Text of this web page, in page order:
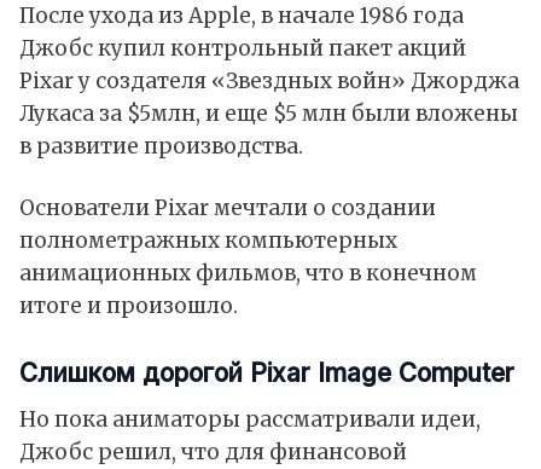
После ухода из Apple, в начале 1986 года
Джобс купил контрольный пакет акций
Pixar у создателя «Звездных войн» Джорджа
Лукаса за $5млн, и еще $5 млн были вложены
в развитие производства.
Основатели Pixar мечтали о создании
полнометражных компьютерных
анимационных фильмов, что в конечном
итоге и произошло.
Слишком дорогой Pixar Image Computer
Но пока аниматоры рассматривали идеи,
Джобс решил, что для финансовой